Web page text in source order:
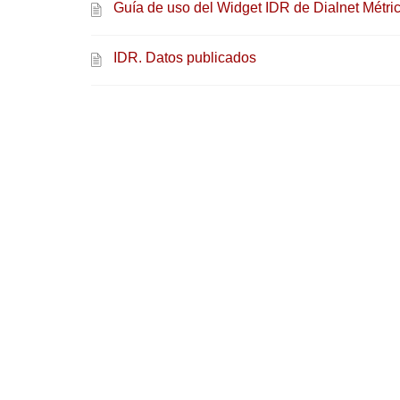
Guía de uso del Widget IDR de Dialnet
IDR. Datos publicados